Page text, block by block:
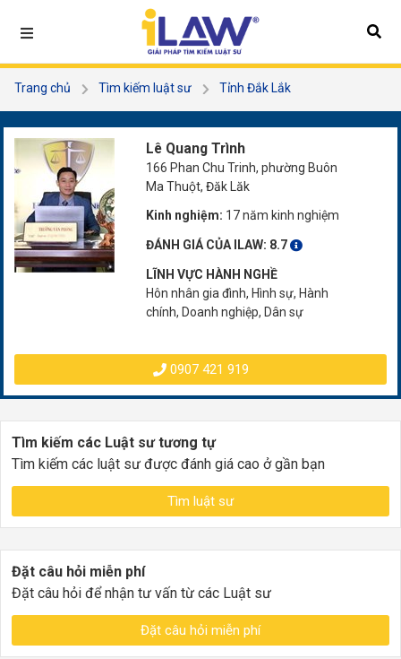
Trang chủ Tìm kiếm luật sư
Tỉnh Đắk Lắk
Lê Quang Trình
166 Phan Chu Trinh, phường Buôn
Ma Thuột, Đăk Lăk
Kinh nghiệm: 17 năm kinh nghiệm
ĐÁNH GIÁ CỦA ILAW: 8.7
LĨNH VỰC HÀNH NGHỀ
Hôn nhân gia đình, Hình sự, Hành
chính, Doanh nghiệp, Dân sự
0907 421 919
Tìm kiếm các Luật sư tương tự
Tìm kiếm các luật sư được đánh giá cao ở gần bạn
Tìm luật sư
Đặt câu hỏi miễn phí
Đặt câu hỏi để nhận tư vấn từ các Luật sư
Đặt câu hỏi miễn phí